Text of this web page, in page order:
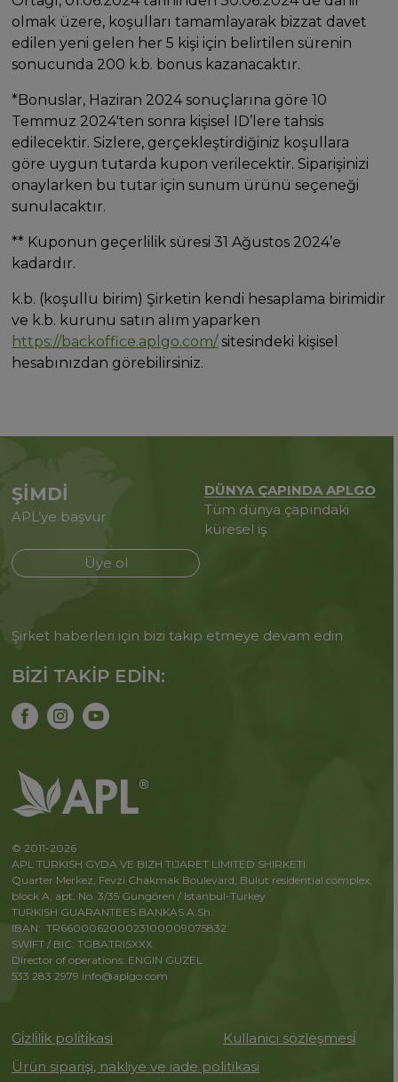
olmak üzere, koşulları tamamlayarak bizzat davet
edilen yeni gelen her 5 kişi için belirtilen sürenin
sonucunda 200 k.b. bonus kazanacaktır.
*Bonuslar, Haziran 2024 sonuçlarına göre 10
Temmuz 2024'ten sonra kişisel ID’lere tahsis
edilecektir. Sizlere, gerçekleştirdiğiniz koşullara
göre uygun tutarda kupon verilecektir. Siparişinizi
onaylarken bu tutar için sunum ürünü seçeneği
sunulacaktır.
** Kuponun geçerlilik süresi 31 Ağustos 2024’e
kadardır.
k.b. (koşullu birim) Şirketin kendi hesaplama birimidir
ve k.b. kurunu satın alım yaparken
https://backoffice.aplgo.com/sitesindeki kişisel
hesabınızdan görebilirsiniz.
ŞİMDİ
APL’ye başvur
Üye ol
DÜNYA ÇAPINDA APLGO
Tüm dünya çapındaki
küresel iş
Şirket haberleri için bizi takip etmeye devam edin
BİZİ TAKİP EDİN:
© 2011-2026
APL TURKISH GYDA VE BIZH TIJARET LIMITED SHIRKETI
Quarter Merkez, Fevzi Chakmak Boulevard, Bulut residential complex,
block A, apt. No. 3/35 Gungören / Istanbul-Turkey
TURKISH GUARANTEES BANKAS A.Sh.
IBAN: TR660006200023100009075832
SWIFT / BIC: TGBATRISXXX
Director of operations: ENGIN GUZEL
533 283 2979 info@aplgo.com
Gi̇zli̇li̇k poli̇ti̇kasi
Kullanici sözleşmesi̇
Ürün siparişi, nakliye ve iade politikasi